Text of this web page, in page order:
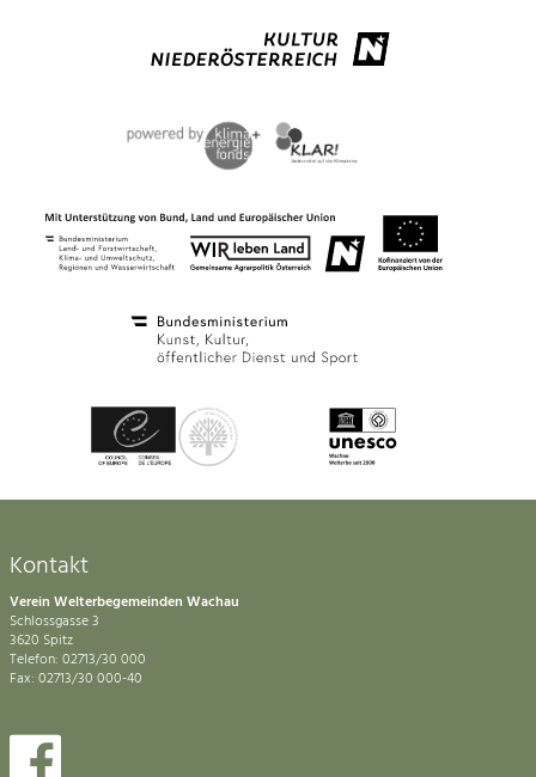
Kontakt
Verein Welterbegemeinden Wachau
Schlossgasse 3
3620 Spitz
Telefon: 02713/30 000
Fax: 02713/30 000-40